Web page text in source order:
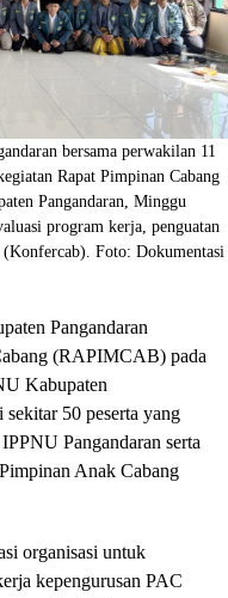
bersama perwakilan 11
Rapat Pimpinan Cabang
Pangandaran, Minggu
program kerja, penguatan
(Konfercab). Foto: Dokumentasi
Pangandaran
(RAPIMCAB) pada
Kabupaten
50 peserta yang
Pangandaran serta
Anak Cabang
organisasi untuk
kepengurusan PAC